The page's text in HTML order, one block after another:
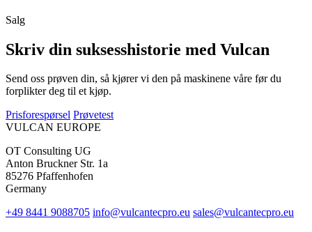
Salg
Skriv din suksesshistorie med Vulcan
Send oss prøven din, så kjører vi den på maskinene våre før du
forplikter deg til et kjøp.
Prisforespørsel Prøvetest
VULCAN EUROPE
OT Consulting UG
Anton Bruckner Str. 1a
85276 Pfaffenhofen
Germany
+49 8441 9088705 info@vulcantecpro.eu sales@vulcantecpro.eu